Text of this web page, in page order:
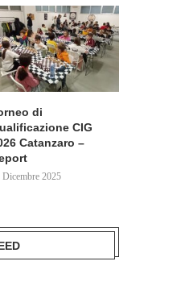
di
CIG
Catanzaro –
Dicembre 2025